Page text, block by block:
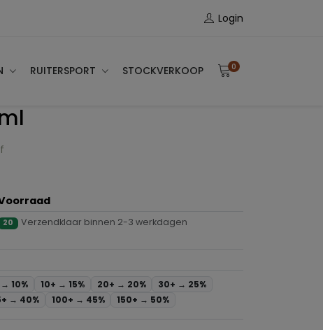
Login
RUITERSPORT STOCKVERKOOP 0
20 Verzendklaar binnen 2-3 werkdagen
→ 10% 10+ → 15% 20+ → 20% 30+ → 25%
→ 40% 100+ → 45% 150+ → 50%